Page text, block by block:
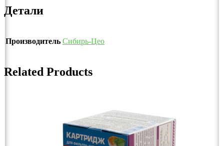
Детали
Производитель Сибирь-Цео
Related Products